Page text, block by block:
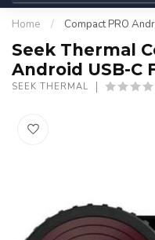
Home / Compact PRO
Seek Thermal
Android USB-C
SEEK THERMAL